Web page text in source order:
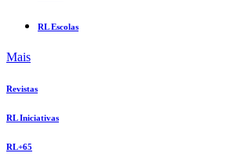
RL Escolas
Mais
Revistas
RL Iniciativas
RL+65